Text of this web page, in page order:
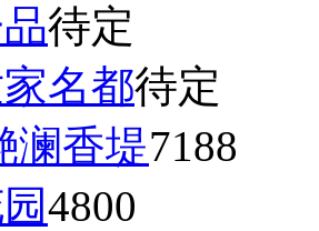
待定
名都待定
澜香堤7188
4800